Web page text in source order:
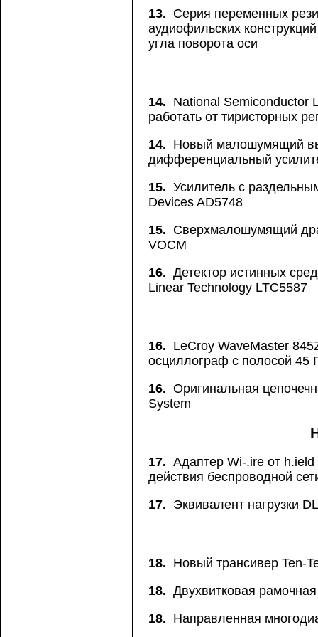
13. Серия переменных
аудиофильских
угла поворота оси
14. National Semiconductor
работать от тиристорных
14. Новый малошумящий
дифференциальный
15. Усилитель с
Devices AD5748
15. Сверхмалошумящий
VOCM
16. Детектор истинных
Linear Technology LTC5587
16. LeCroy WaveMaster
осциллограф с полосой 45
16. Оригинальная
System
17. Адаптер Wi-.ire от
действия беспроводной
17. Эквивалент нагрузки
18. Новый трансивер Ten-
18. Двухвитковая
18. Направленная